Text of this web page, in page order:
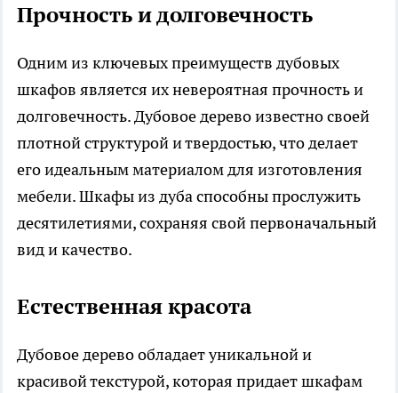
Прочность и долговечность
Одним из ключевых преимуществ дубовых
шкафов является их невероятная прочность и
долговечность. Дубовое дерево известно своей
плотной структурой и твердостью, что делает
его идеальным материалом для изготовления
мебели. Шкафы из дуба способны прослужить
десятилетиями, сохраняя свой первоначальный
вид и качество.
Естественная красота
Дубовое дерево обладает уникальной и
красивой текстурой, которая придает шкафам